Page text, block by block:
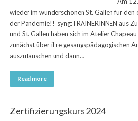
wieder im wunderschönen St. Gallen für den
der Pandemie!! syng:TRAINERINNEN aus
und St. Gallen haben sich im Atelier
zunächst über ihre gesangspädagogischen
auszutauschen und dann…
Read more
Zertifizierungskurs 2024